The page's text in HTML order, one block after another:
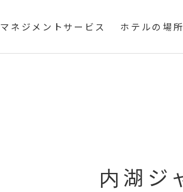
マネジメントサービス ホテルの場所
内湖ジ